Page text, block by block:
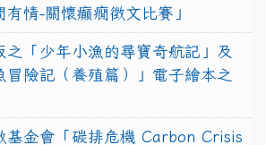
情-關懷癲癇徵文比賽」
之「少年小漁的尋寶奇航記」及
冒險記（養殖篇）」電子繪本之
基金會「碳排危機 Carbon Crisis